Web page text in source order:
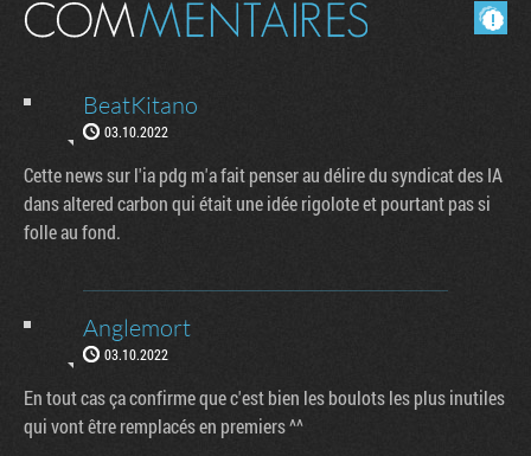
Masquer les commentaires lus.
BeatKitano
03.10.2022
Cette news sur l'ia pdg m'a fait penser au délire du syndicat des IA
dans altered carbon qui était une idée rigolote et pourtant pas si
folle au fond.
Anglemort
03.10.2022
En tout cas ça confirme que c'est bien les boulots les plus inutiles
qui vont être remplacés en premiers ^^